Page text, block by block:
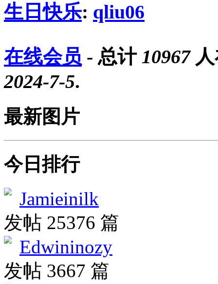
生日快乐: qliu06
在线会员 - 总计 10967人
2024-7-5.
最新图片
今日排行
Jamieinilk
发帖 25376 篇
Edwininozy
发帖 3667 篇